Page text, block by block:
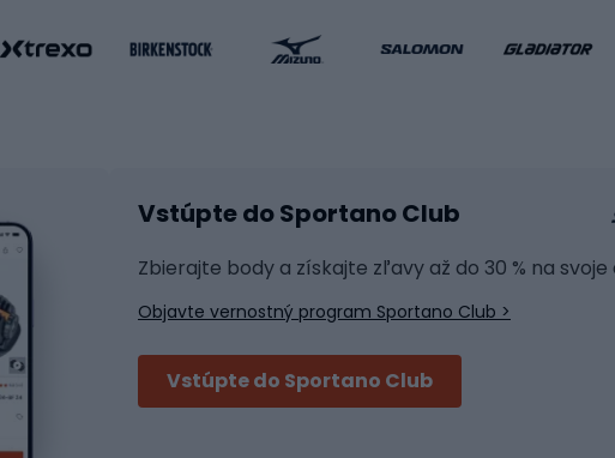
Inline korčule
Raketové športy
Badminton
Stolný tenis
Tenis
Vstúpte do Sportano Club
Zbierajte body a získajte zľavy až do 30 % na
Objavte vernostný program Sportano Club >
Vstúpte do Sportano Club